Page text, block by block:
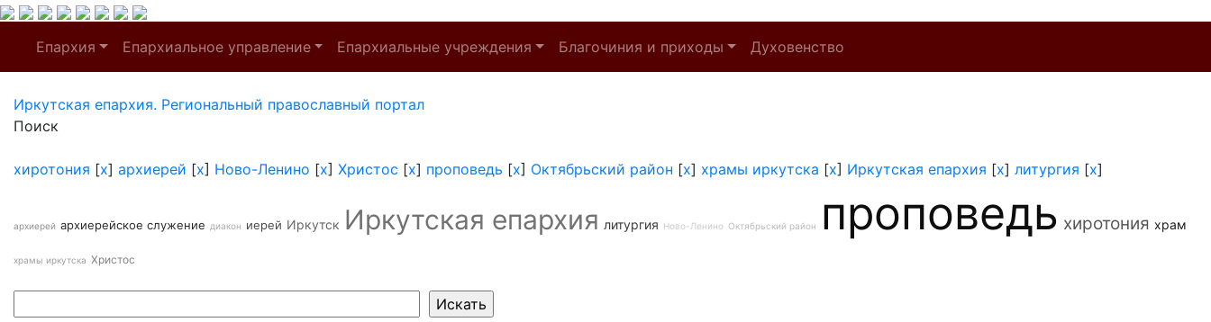
Епархия Епархиальное управление Епархиальные учреждения Благочиния и приходы Духовенство
Иркутская епархия. Региональный православный портал
Поиск
хиротония [x] архиерей [x] Ново-Ленино [x] Христос [x] проповедь [x] Октябрьский район [x] храмы иркутска [x] Иркутская епархия [x] литургия [x]
архиерей архиерейское служение диакон иерей Иркутск Иркутская епархия литургия Ново-Ленино Октябрьский район проповедь хиротония храм
храмы иркутска Христос